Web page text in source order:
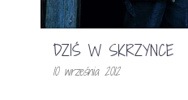
DZIŚ W SKRZYNCE
10 września 2012